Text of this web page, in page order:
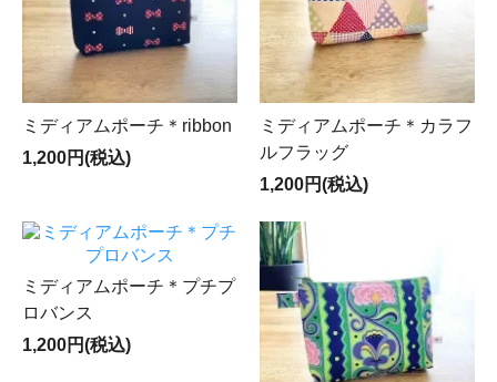
ミディアムポーチ＊ribbon
1,200円(税込)
ミディアムポーチ＊カラフ
ルフラッグ
1,200円(税込)
ミディアムポーチ＊プチプ
ロバンス
1,200円(税込)